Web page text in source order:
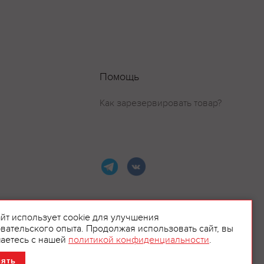
Помощь
Как зарезервировать товар?
использует cookie для улучшения
опыта. Продолжая использовать сайт, вы
с нашей политикой конфиденциальности.